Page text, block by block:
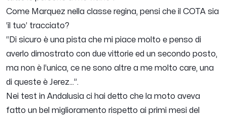
Come Marquez nella classe regina, pensi che il COTA sia
‘il tuo’ tracciato?
“Di sicuro è una pista che mi piace molto e penso di
averlo dimostrato con due vittorie ed un secondo posto,
ma non è l’unica, ce ne sono altre a me molto care, una
di queste è Jerez...”.
Nei test in Andalusia ci hai detto che la moto aveva
fatto un bel miglioramento rispetto ai primi mesi del